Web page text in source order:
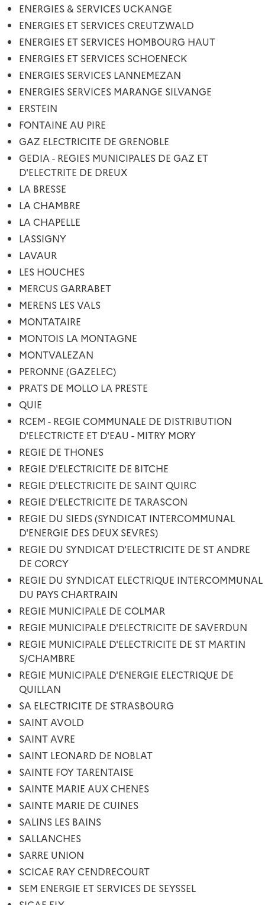
ENERGIES & SERVICES UCKANGE
ENERGIES ET SERVICES CREUTZWALD
ENERGIES ET SERVICES HOMBOURG HAUT
ENERGIES ET SERVICES SCHOENECK
ENERGIES SERVICES LANNEMEZAN
ENERGIES SERVICES MARANGE SILVANGE
ERSTEIN
FONTAINE AU PIRE
GAZ ELECTRICITE DE GRENOBLE
GEDIA - REGIES MUNICIPALES DE GAZ ET
D'ELECTRITE DE DREUX
LA BRESSE
LA CHAMBRE
LA CHAPELLE
LASSIGNY
LAVAUR
LES HOUCHES
MERCUS GARRABET
MERENS LES VALS
MONTATAIRE
MONTOIS LA MONTAGNE
MONTVALEZAN
PERONNE (GAZELEC)
PRATS DE MOLLO LA PRESTE
QUIE
RCEM - REGIE COMMUNALE DE DISTRIBUTION
D'ELECTRICTE ET D'EAU - MITRY MORY
REGIE DE THONES
REGIE D'ELECTRICITE DE BITCHE
REGIE D'ELECTRICITE DE SAINT QUIRC
REGIE D'ELECTRICITE DE TARASCON
REGIE DU SIEDS (SYNDICAT INTERCOMMUNAL
D'ENERGIE DES DEUX SEVRES)
REGIE DU SYNDICAT D'ELECTRICITE DE ST ANDRE
DE CORCY
REGIE DU SYNDICAT ELECTRIQUE INTERCOMMUNAL
DU PAYS CHARTRAIN
REGIE MUNICIPALE DE COLMAR
REGIE MUNICIPALE D'ELECTRICITE DE SAVERDUN
REGIE MUNICIPALE D'ELECTRICITE DE ST MARTIN
S/CHAMBRE
REGIE MUNICIPALE D'ENERGIE ELECTRIQUE DE
QUILLAN
SA ELECTRICITE DE STRASBOURG
SAINT AVOLD
SAINT AVRE
SAINT LEONARD DE NOBLAT
SAINTE FOY TARENTAISE
SAINTE MARIE AUX CHENES
SAINTE MARIE DE CUINES
SALINS LES BAINS
SALLANCHES
SARRE UNION
SCICAE RAY CENDRECOURT
SEM ENERGIE ET SERVICES DE SEYSSEL